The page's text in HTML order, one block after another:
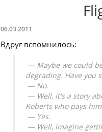
06.03.2011
Вдруг вспомнилось:
— Maybe we could
degrading. Have you
— No.
— Well, it's a story
Roberts who pays
— Yes.
— Well, imagine